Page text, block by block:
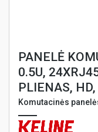
PANELĖ
0.5U,
PLIENAS,
Komutacinės